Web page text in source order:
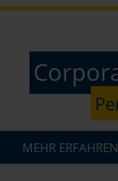
MEHR ERFAHREN